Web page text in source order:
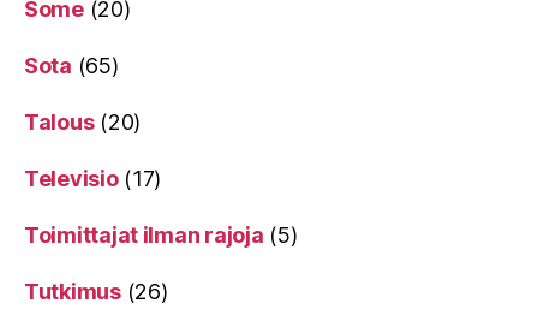
Some(20)
Sota (65)
Talous(20)
Televisio(17)
Toimittajat ilman rajoja (5)
Tutkimus(26)